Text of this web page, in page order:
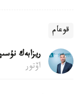
قوعام
ريزابەك
اۆتور